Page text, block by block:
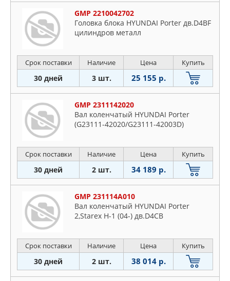
GMP 2210042702
Головка блока HYUNDAI Porter дв.D4BF
цилиндров металл
Срок поставки Наличие Цена Купить
30 дней 3 шт. 25 155 р.
GMP 2311142020
Вал коленчатый HYUNDAI Porter
(G23111-42020/G23111-42003D)
Срок поставки Наличие Цена Купить
30 дней 2 шт. 34 189 р.
GMP 231114A010
Вал коленчатый HYUNDAI Porter
2,Starex H-1 (04-) дв.D4CB
Срок поставки Наличие Цена Купить
30 дней 2 шт. 38 014 р.